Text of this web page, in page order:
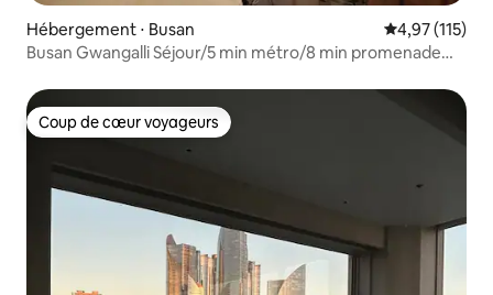
Hébergement ⋅ Busan Évaluation
4,97 (115)
Busan Gwangalli Séjour/5 min métro/8 min promenade
Coup de cœur voyageurs
Coup de cœur voyageurs